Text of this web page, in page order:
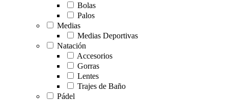
Bolas
Palos
Medias
Medias Deportivas
Natación
Accesorios
Gorras
Lentes
Trajes de Baño
Pádel